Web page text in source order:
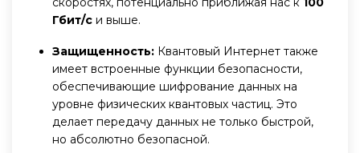
Гбит/с и выше.
Защищенность: Квантовый Интернет также
имеет встроенные функции безопасности,
обеспечивающие шифрование данных на
уровне физических квантовых частиц. Это
делает передачу данных не только быстрой,
но абсолютно безопасной.